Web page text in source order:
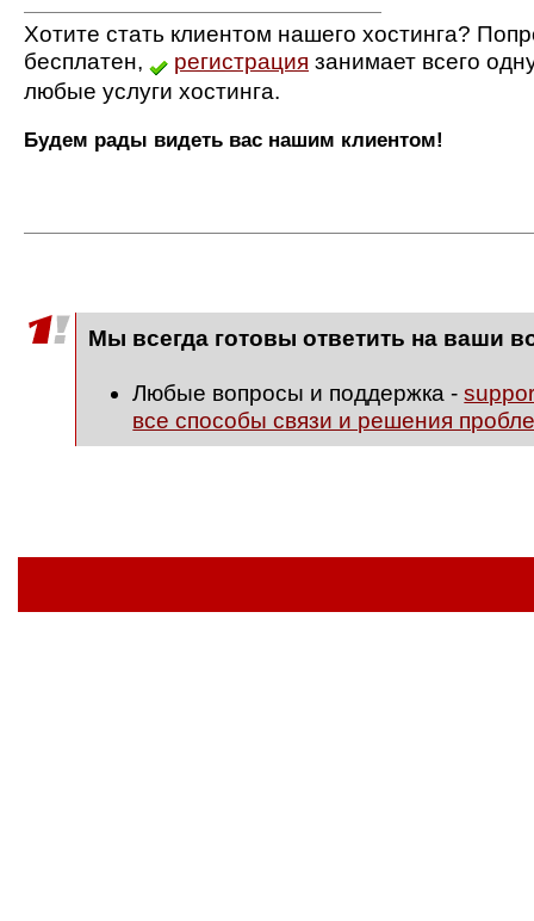
Хотите стать клиентом нашего хостинга?
бесплатен,
регистрация занимает всего
любые услуги хостинга.
Будем рады видеть вас нашим клиентом!
Мы всегда готовы ответить на ваши
Любые вопросы и поддержка -
все способы связи и решения